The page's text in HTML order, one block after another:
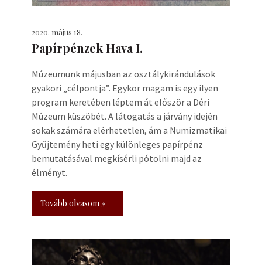
2020. május 18.
Papírpénzek Hava I.
Múzeumunk májusban az osztálykirándulások
gyakori „célpontja”. Egykor magam is egy ilyen
program keretében léptem át először a Déri
Múzeum küszöbét. A látogatás a járvány idején
sokak számára elérhetetlen, ám a Numizmatikai
Gyűjtemény heti egy különleges papírpénz
bemutatásával megkísérli pótolni majd az
élményt.
Tovább olvasom »